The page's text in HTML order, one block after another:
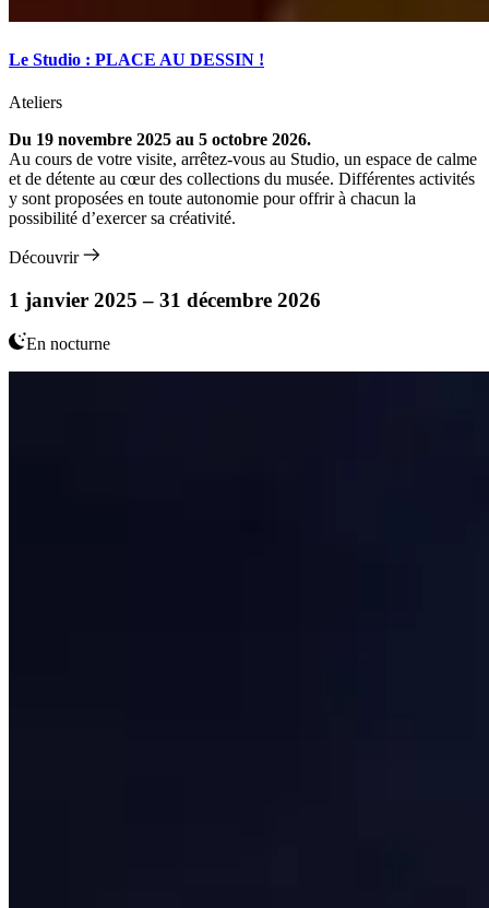
Le Studio : PLACE AU DESSIN !
Ateliers
Du 19 novembre 2025 au 5 octobre 2026.
Au cours de votre visite, arrêtez-vous au Studio, un espace de calme
et de détente au cœur des collections du musée. Différentes activités
y sont proposées en toute autonomie pour offrir à chacun la
possibilité d’exercer sa créativité.
Découvrir
1 janvier 2025 – 31 décembre 2026
En nocturne